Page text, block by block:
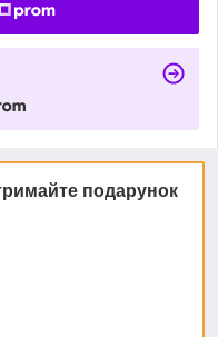
подарунок